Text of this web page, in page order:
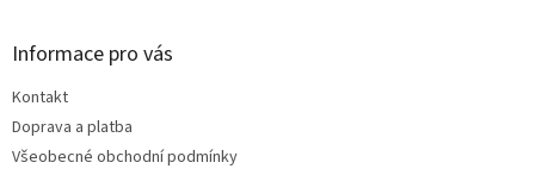
Informace pro vás
Kontakt
Doprava a platba
Všeobecné obchodní podmínky